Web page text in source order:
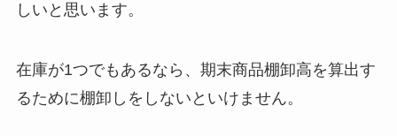
しいと思います。
在庫が1つでもあるなら、期末商品棚卸高を算出す
るために棚卸しをしないといけません。